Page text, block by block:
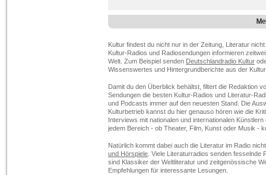
Kultur findest du nicht nur in der Zeitung, Literatur
Kultur-Radios und Radiosendungen informieren
Welt. Zum Beispiel senden Deutschlandradio Kultur
Wissenswertes und Hintergrundberichte aus der
Damit du den Überblick behältst, filtert die Redaktion
Sendungen die besten Kultur-Radios und Literatur-
und Podcasts immer auf den neuesten Stand. Die
Kulturbetrieb kannst du hier genauso hören wie die
Interviews mit nationalen und internationalen
jedem Bereich - ob Theater, Film, Kunst oder Musik -
Natürlich kommt dabei auch die Literatur im Radio
und Hörspiele . Viele Literaturradios senden
sind Klassiker der Weltliteratur und zeitgenössische
Empfehlungen für interessante Lesungen.